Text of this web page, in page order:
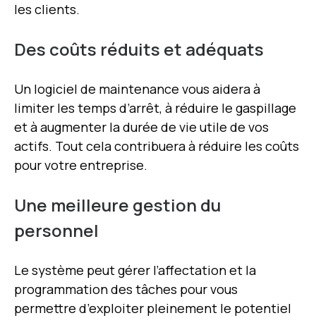
les clients.
Des coûts réduits et adéquats
Un logiciel de maintenance vous aidera à
limiter les temps d’arrêt, à réduire le gaspillage
et à augmenter la durée de vie utile de vos
actifs. Tout cela contribuera à réduire les coûts
pour votre entreprise.
Une meilleure gestion du
personnel
Le système peut gérer l’affectation et la
programmation des tâches pour vous
permettre d’exploiter pleinement le potentiel